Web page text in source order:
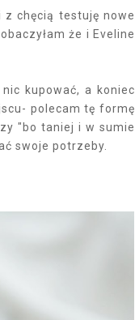
z chęcią testuję nowe
że i Eveline
kupować, a koniec
polecam tę formę
"bo taniej i w sumie
swoje potrzeby.